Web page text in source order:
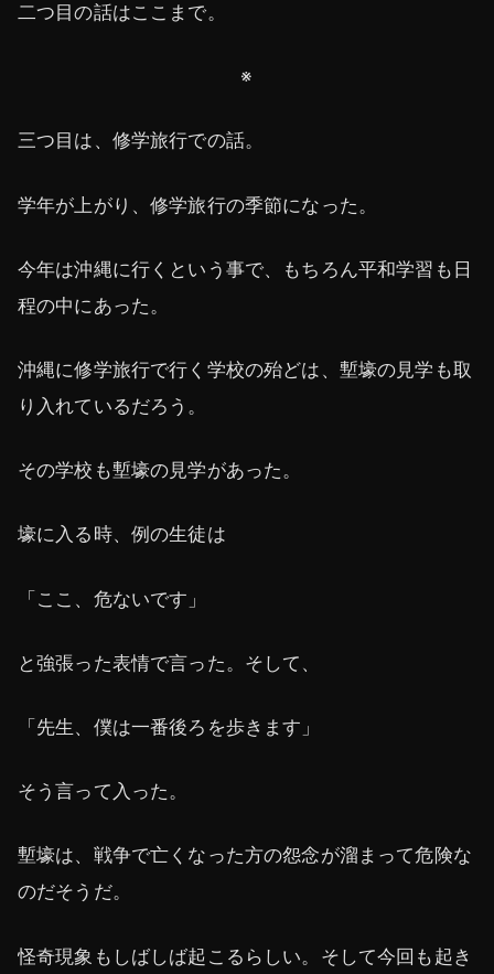
二つ目の話はここまで。
※
三つ目は、修学旅行での話。
学年が上がり、修学旅行の季節になった。
今年は沖縄に行くという事で、もちろん平和学習も日
程の中にあった。
沖縄に修学旅行で行く学校の殆どは、塹壕の見学も取
り入れているだろう。
その学校も塹壕の見学があった。
壕に入る時、例の生徒は
「ここ、危ないです」
と強張った表情で言った。そして、
「先生、僕は一番後ろを歩きます」
そう言って入った。
塹壕は、戦争で亡くなった方の怨念が溜まって危険な
のだそうだ。
怪奇現象もしばしば起こるらしい。そして今回も起き